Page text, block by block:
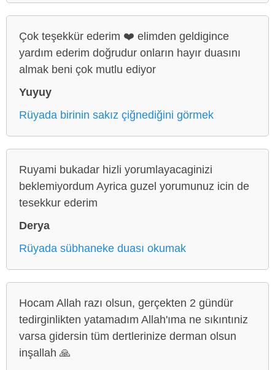
Çok teşekkür ederim ❤️ elimden geldigince
yardım ederim doğrudur onların hayır duasını
almak beni çok mutlu ediyor
Yuyuy
Rüyada birinin sakız çiğnediğini görmek
Ruyami bukadar hizli yorumlayacaginizi
beklemiyordum Ayrica guzel yorumunuz icin de
tesekkur ederim
Derya
Rüyada sübhaneke duası okumak
Hocam Allah razı olsun, gerçekten 2 gündür
tedirginlikten yatamadım Allah'ıma ne sıkıntıniz
varsa gidersin tüm dertlerinize derman olsun
inşallah 🙏